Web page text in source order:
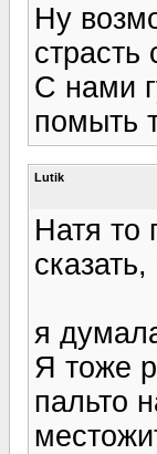
Ну
С нами
помыть
Lutik
Натя то
я
Я тоже
пальто